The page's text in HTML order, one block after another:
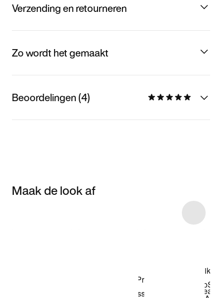
Verzending en retourneren
Zo wordt het gemaakt
Beoordelingen (4)
Maak de look af